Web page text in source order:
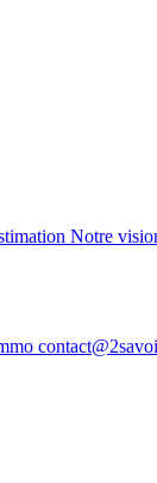
Notre